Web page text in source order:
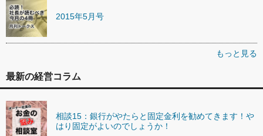
2015年5月号
もっと見る
最新の経営コラム
相談15：銀行がやたらと固定金利を勧めてきます！や
はり固定がよいのでしょうか！